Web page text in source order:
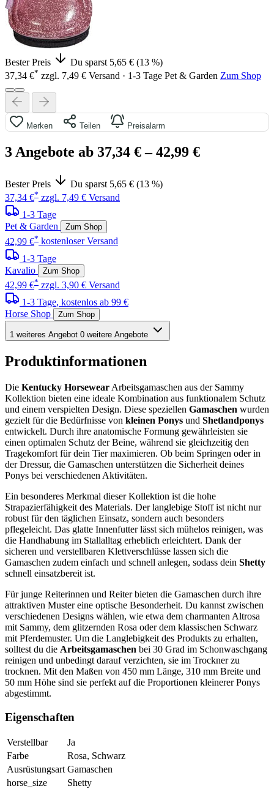
Bester Preis
Du sparst 5,65 € (13 %)
37,34 €* zzgl. 7,49 € Versand · 1-3 Tage Pet & Garden Zum Shop
Merken Teilen Preisalarm
3 Angebote ab 37,34 €– 42,99 €
Bester Preis
Du sparst 5,65 € (13 %)
37,34 €* zzgl. 7,49 € Versand
1-3 Tage
Pet & Garden
Zum Shop
42,99 €* kostenloser Versand
1-3 Tage
Kavalio
Zum Shop
42,99 €* zzgl. 3,90 € Versand
1-3 Tage, kostenlos ab 99 €
Horse Shop
Zum Shop
1 weiteres Angebot 0 weitere Angebote
Produktinformationen
Die Kentucky Horsewear Arbeitsgamaschen aus der Sammy
Kollektion bieten eine ideale Kombination aus funktionalem Schutz
und einem verspielten Design. Diese speziellen Gamaschen wurden
gezielt für die Bedürfnisse von kleinen Ponys und Shetlandponys
entwickelt. Durch ihre anatomische Formung gewährleisten sie
einen optimalen Schutz der Beine, während sie gleichzeitig den
Tragekomfort für dein Tier maximieren. Ob beim Springen oder in
der Dressur, die Gamaschen unterstützen die Sicherheit deines
Ponys bei verschiedenen Aktivitäten.
Ein besonderes Merkmal dieser Kollektion ist die hohe
Strapazierfähigkeit des Materials. Der langlebige Stoff ist nicht nur
robust für den täglichen Einsatz, sondern auch besonders
pflegeleicht. Das glatte Innenfutter lässt sich mühelos reinigen, was
die Handhabung im Stallalltag erheblich erleichtert. Dank der
sicheren und verstellbaren Klettverschlüsse lassen sich die
Gamaschen zudem einfach und schnell anlegen, sodass dein Shetty
schnell einsatzbereit ist.
Für junge Reiterinnen und Reiter bieten die Gamaschen durch ihre
attraktiven Muster eine optische Besonderheit. Du kannst zwischen
verschiedenen Designs wählen, wie etwa dem charmanten Altrosa
mit Sammy, dem glitzernden Rosa oder dem klassischen Schwarz
mit Pferdemuster. Um die Langlebigkeit des Produkts zu erhalten,
solltest du die Arbeitsgamaschen bei 30 Grad im Schonwaschgang
reinigen und unbedingt darauf verzichten, sie im Trockner zu
trocknen. Mit den Maßen von 450 mm Länge, 310 mm Breite und
50 mm Höhe sind sie perfekt auf die Proportionen kleinerer Ponys
abgestimmt.
Eigenschaften
Verstellbar
Ja
Farbe
Rosa, Schwarz
Ausrüstungsart Gamaschen
horse_size
Shetty